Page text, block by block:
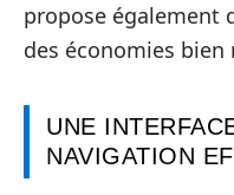
propose également
des économies bien
UNE
NAVIGATION